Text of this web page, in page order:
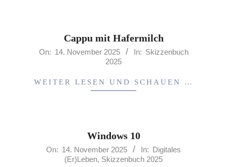
Cappu mit Hafermilch
2025-
On: 14. November 2025 In: Skizzenbuch
2025
WEITER LESEN UND SCHAUEN …
Windows 10
2025-On: 14. November 2025 In: Digitales
(Er)Leben, Skizzenbuch 2025